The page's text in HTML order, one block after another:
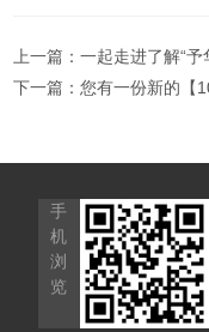
上一篇：一起走进了解“予
下一篇：您有一份新的【
手
机
浏
览